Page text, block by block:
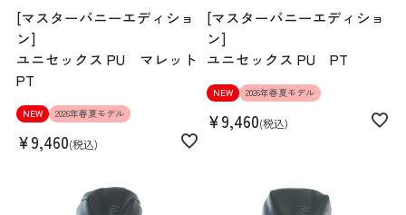
[マスターバニーエディショ
ン]
ユニセックス PU マレット
PT
NEW 2026年春夏モデル
¥9,460 税込
[マスターバニーエディショ
ン]
ユニセックス PU PT
NEW 2026年春夏モデル
¥9,460 税込